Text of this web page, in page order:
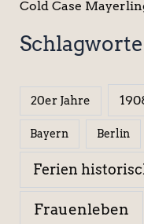
Cold Case
Schlagworte
20er Jahre
Bayern Berlin
Ferien
Frauenleben